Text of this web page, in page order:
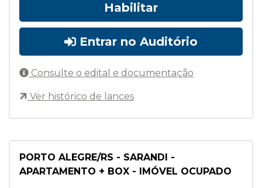
PORTO ALEGRE/RS - SARANDI -
APARTAMENTO + BOX - IMÓVEL OCUPADO
Habilitar
Entrar no Auditório
Consulte o edital e documentação
Ver histórico de lances